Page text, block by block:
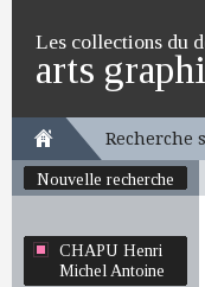
Les collections du
arts
Recherche
Nouvelle recherche
CHAPU Henri
Michel Antoine